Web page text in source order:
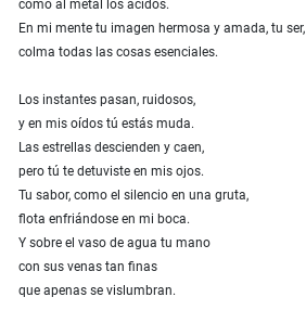
como al metal los ácidos.
En mi mente tu imagen hermosa y amada, tu ser,
colma todas las cosas esenciales.
Los instantes pasan, ruidosos,
y en mis oídos tú estás muda.
Las estrellas descienden y caen,
pero tú te detuviste en mis ojos.
Tu sabor, como el silencio en una gruta,
flota enfriándose en mi boca.
Y sobre el vaso de agua tu mano
con sus venas tan finas
que apenas se vislumbran.